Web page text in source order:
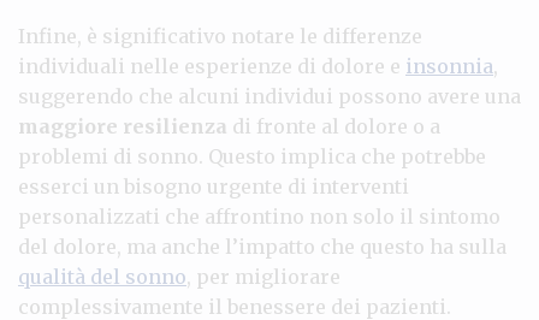
Infine, è significativo notare le differenze
individuali nelle esperienze di dolore e insonnia,
suggerendo che alcuni individui possono avere una
maggiore resilienza di fronte al dolore o a
problemi di sonno. Questo implica che potrebbe
esserci un bisogno urgente di interventi
personalizzati che affrontino non solo il sintomo
del dolore, ma anche l’impatto che questo ha sulla
qualità del sonno, per migliorare
complessivamente il benessere dei pazienti.